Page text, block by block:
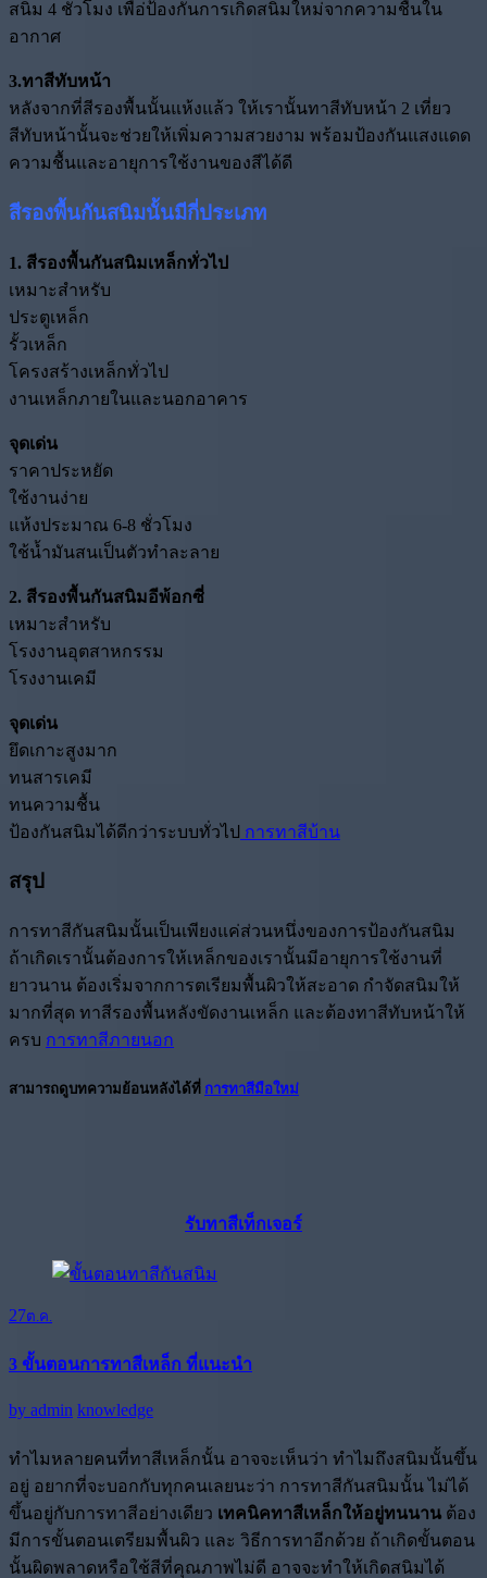
สนิม 4 ชั่วโมง เพือ่ป้องกันการเกิดสนิมใหม่จากความชื้นใน
อากาศ
3.ทาสีทับหน้า
หลังจากที่สีรองพื้นนั้นแห้งแล้ว ให้เรานั้นทาสีทับหน้า 2 เที่ยว
สีทับหน้านั้นจะช่วยให้เพิ่มความสวยงาม พร้อมป้องกันแสงแดด
ความชื้นและอายุการใช้งานของสีได้ดี
สีรองพื้นกันสนิมนั้นมีกี่ประเภท
1. สีรองพื้นกันสนิมเหล็กทั่วไป
เหมาะสำหรับ
ประตูเหล็ก
รั้วเหล็ก
โครงสร้างเหล็กทั่วไป
งานเหล็กภายในและนอกอาคาร
จุดเด่น
ราคาประหยัด
ใช้งานง่าย
แห้งประมาณ 6-8 ชั่วโมง
ใช้น้ำมันสนเป็นตัวทำละลาย
2. สีรองพื้นกันสนิมอีพ้อกซี่
เหมาะสำหรับ
โรงงานอุตสาหกรรม
โรงงานเคมี
จุดเด่น
ยึดเกาะสูงมาก
ทนสารเคมี
ทนความชื้น
ป้องกันสนิมได้ดีกว่าระบบทั่วไป
การทาสีบ้าน
สรุป
การทาสีกันสนิมนั้นเป็นเพียงแค่ส่วนหนึ่งของการป้องกันสนิม
ถ้าเกิดเรานั้นต้องการให้เหล็กของเรานั้นมีอายุการใช้งานที่
ยาวนาน ต้องเริ่มจากการตเรียมพื้นผิวให้สะอาด กำจัดสนิมให้
มากที่สุด ทาสีรองพื้นหลังขัดงานเหล็ก และต้องทาสีทับหน้าให้
ครบ การทาสีภายนอก
สามารถดูบทความย้อนหลังได้ที่ การทาสีมือใหม่
รับทาสีเท็กเจอร์
27ต.ค.
3 ขั้นตอนการทาสีเหล็ก ที่แนะนำ
by admin knowledge
ทำไมหลายคนที่ทาสีเหล็กนั้น อาจจะเห็นว่า ทำไมถึงสนิมนั้นขึ้น
อยู่ อยากที่จะบอกกับทุกคนเลยนะว่า การทาสีกันสนิมนั้น ไม่ได้
ขึ้นอยู่กับการทาสีอย่างเดียว เทคนิคทาสีเหล็กให้อยู่ทนนาน ต้อง
มีการขั้นตอนเตรียมพื้นผิว และ วิธีการทาอีกด้วย ถ้าเกิดขั้นตอน
นั้นผิดพลาดหรือใช้สีที่คุณภาพไม่ดี อาจจะทำให้เกิดสนิมได้